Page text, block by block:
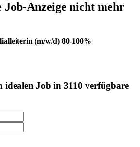
Job-Anzeige nicht mehr
(m/w/d) 80-100%
idealen Job in 3110 verfügbare